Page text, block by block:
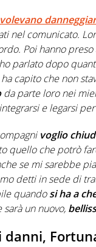
volevano
nel comunicato.
Poi hanno
parlato dopo
capito che non
da parte loro nei
e legarsi
voglio
quello che potrò
se mi sarebbe
detti in sede di
quandosi ha a
un nuovo,
danni,